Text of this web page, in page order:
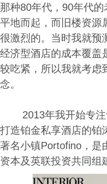
那种80年代，90年代
平地而起，而旧楼资源
很激烈的。当时我就预
经济型酒店的成本覆盖
较吃紧，所以我就考虑
念。
2013年我开始专注
打造铂金私享酒店的铂
著名小镇Portofino，是
资本及英联投资共同组